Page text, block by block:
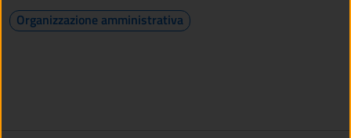
Organizzazione amministrativa